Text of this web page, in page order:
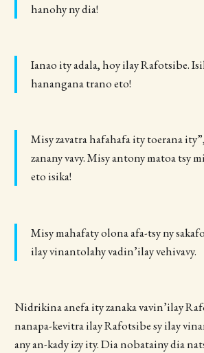
hanohy ny dia!
Ianao ity adala, hoy ilay Rafotsibe.
hanangana trano eto!
Misy zavatra hafahafa ity toerana
zanany vavy. Misy antony matoa tsy
eto isika!
Misy mahafaty olona afa-tsy ny
ilay vinantolahy vadin’ilay vehivavy.
Nidrikina anefa ity zanaka vavin’ilay
nanapa-kevitra ilay Rafotsibe sy ilay
any an-kady izy ity. Dia nobatainy dia